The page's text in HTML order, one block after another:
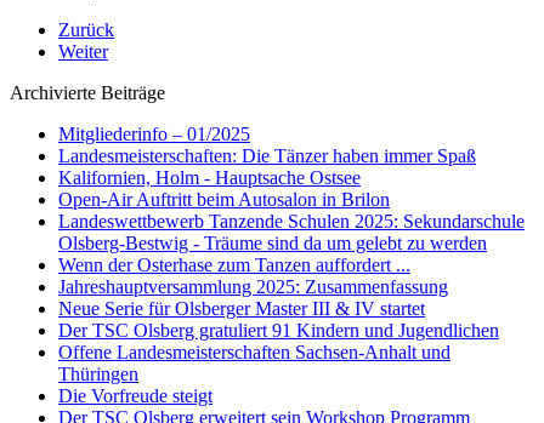
Zurück
Weiter
Archivierte Beiträge
Mitgliederinfo – 01/2025
Landesmeisterschaften: Die Tänzer haben immer Spaß
Kalifornien, Holm - Hauptsache Ostsee
Open-Air Auftritt beim Autosalon in Brilon
Landeswettbewerb Tanzende Schulen 2025: Sekundarschule
Olsberg-Bestwig - Träume sind da um gelebt zu werden
Wenn der Osterhase zum Tanzen auffordert ...
Jahreshauptversammlung 2025: Zusammenfassung
Neue Serie für Olsberger Master III & IV startet
Der TSC Olsberg gratuliert 91 Kindern und Jugendlichen
Offene Landesmeisterschaften Sachsen-Anhalt und
Thüringen
Die Vorfreude steigt
Der TSC Olsberg erweitert sein Workshop Programm